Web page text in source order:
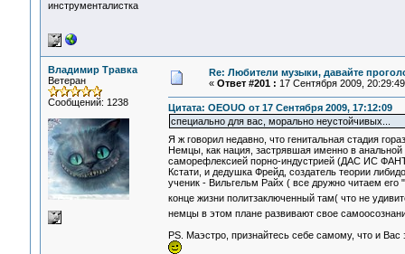
инструменталистка
Владимир Травка
Ветеран
Сообщений: 1238
Re: Любители музыки, давайте
« Ответ #201 : 17 Сентября 2009,
Цитата: OEOUO от 17 Сентября 2009, 17:12:09
специально для вас, морально неустойчивых...
Я ж говорил недавно, что генитальная стадия
Немцы, как нация, застрявшая именно в
саморефлексией порно-индустрией (ДАС ИС
Кстати, и дедушка Фрейд, создатель теории
ученик - Вильгельм Райх ( все дружно читаем
конце жизни политзаключенный там( что не
немцы в этом плане развивают свое
PS. Маэстро, признайтесь себе самому, что и